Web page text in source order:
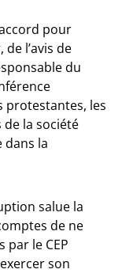
pour
l’avis de
du
protestantes, les
la société
dans la
salue la
de ne
le CEP
son